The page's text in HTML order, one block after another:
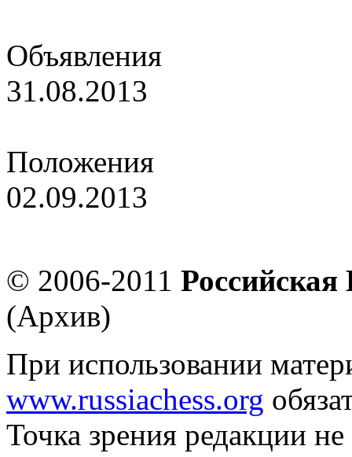
Объявления
31.08.2013
Положения
02.09.2013
© 2006-2011
(Архив)
При использовании
www.russiachess.org
Точка зрения редакции не